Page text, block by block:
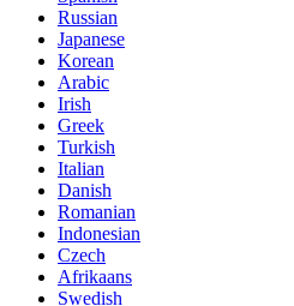
Russian
Japanese
Korean
Arabic
Irish
Greek
Turkish
Italian
Danish
Romanian
Indonesian
Czech
Afrikaans
Swedish